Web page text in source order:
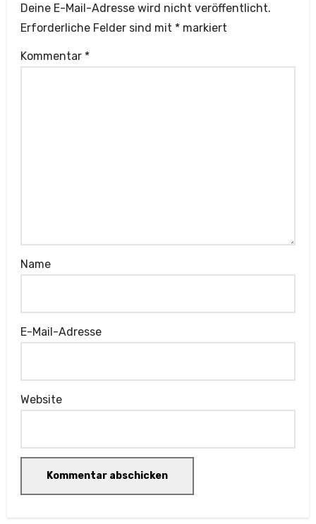
Deine E-Mail-Adresse wird nicht veröffentlicht.
Erforderliche Felder sind mit *markiert
Kommentar *
Name
E-Mail-Adresse
Website